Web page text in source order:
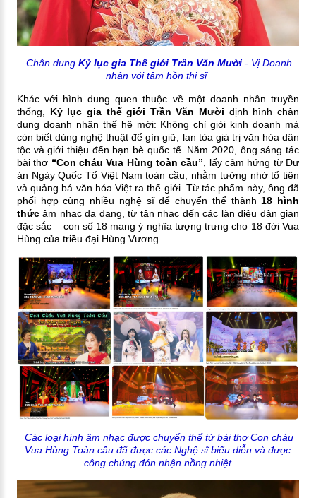
Chân dungKỷ lục gia Thế giới Trần Văn Mười- Vị Doanh
nhân với tâm hồn thi sĩ
Khác với hình dung quen thuộc về một doanh nhân truyền
thống, Kỷ lục gia thế giới Trần Văn Mười định hình chân
dung doanh nhân thế hệ mới: Không chỉ giỏi kinh doanh mà
còn biết dùng nghệ thuật để gìn giữ, lan tỏa giá trị văn hóa dân
tộc và giới thiệu đến bạn bè quốc tế. Năm 2020, ông sáng tác
bài thơ “Con cháu Vua Hùng toàn cầu” , lấy cảm hứng từ Dự
án Ngày Quốc Tổ Việt Nam toàn cầu, nhằm tưởng nhớ tổ tiên
và quảng bá văn hóa Việt ra thế giới. Từ tác phẩm này, ông đã
phối hợp cùng nhiều nghệ sĩ để chuyển thể thành 18 hình
thứcâm nhạc đa dạng, từ tân nhạc đến các làn điệu dân gian
đặc sắc – con số 18 mang ý nghĩa tượng trưng cho 18 đời Vua
Hùng của triều đại Hùng Vương.
Các loại hình âm nhạc được chuyển thể từ bài thơ Con cháu
Vua Hùng Toàn cầu đã được các Nghệ sĩ biểu diễn và được
công chúng đón nhận nồng nhiệt